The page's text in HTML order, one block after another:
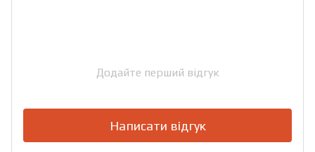
Додайте перший відгук
Написати відгук